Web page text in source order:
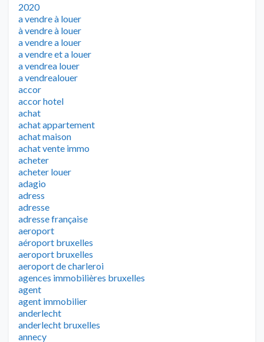
2020
a vendre à louer
à vendre à louer
a vendre a louer
a vendre et a louer
a vendrea louer
a vendrealouer
accor
accor hotel
achat
achat appartement
achat maison
achat vente immo
acheter
acheter louer
adagio
adress
adresse
adresse française
aeroport
aéroport bruxelles
aeroport bruxelles
aeroport de charleroi
agences immobilières bruxelles
agent
agent immobilier
anderlecht
anderlecht bruxelles
annecy